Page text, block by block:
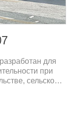
для
при
сельском
и
рынке